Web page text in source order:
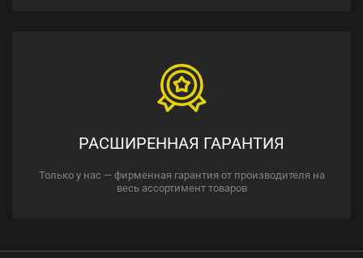
РАСШИРЕННАЯ ГАРАНТИЯ
Только у нас — фирменная гарантия от производителя на
весь ассортимент товаров